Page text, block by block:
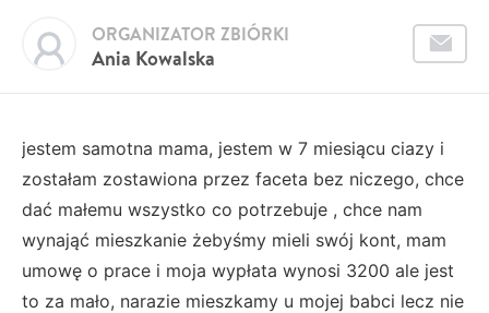
Ania Kowalska
ORGANIZATOR ZBIÓRKI
jestem samotna mama, jestem w 7 miesiącu ciazy i
zostałam zostawiona przez faceta bez niczego, chce
dać małemu wszystko co potrzebuje , chce nam
wynająć mieszkanie żebyśmy mieli swój kont, mam
umowę o prace i moja wypłata wynosi 3200 ale jest
to za mało, narazie mieszkamy u mojej babci lecz nie